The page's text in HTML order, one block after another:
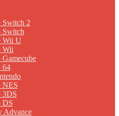
Switch 2
Switch
Wii U
Wii
64
NES
3DS
DS
Advance